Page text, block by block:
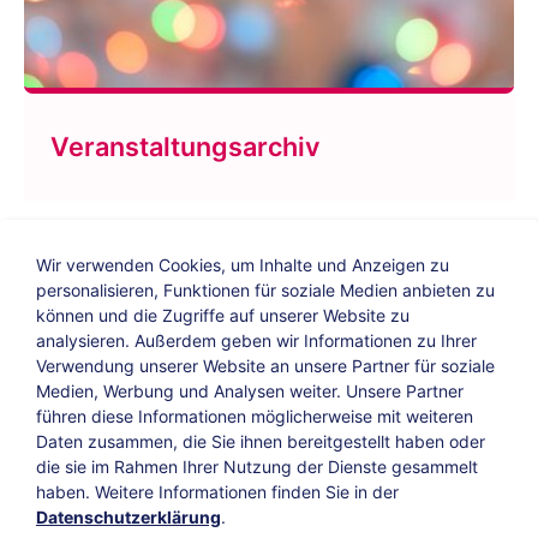
Veranstaltungsarchiv
Bildungs-Blog| Instagram| Facebook|
YouTube
Impressum Suche Datenschutz
Wir verwenden Cookies, um Inhalte und Anzeigen zu
personalisieren, Funktionen für soziale Medien anbieten zu
können und die Zugriffe auf unserer Website zu
analysieren. Außerdem geben wir Informationen zu Ihrer
Verwendung unserer Website an unsere Partner für soziale
Medien, Werbung und Analysen weiter. Unsere Partner
führen diese Informationen möglicherweise mit weiteren
Daten zusammen, die Sie ihnen bereitgestellt haben oder
die sie im Rahmen Ihrer Nutzung der Dienste gesammelt
haben. Weitere Informationen finden Sie in der
Datenschutzerklärung.